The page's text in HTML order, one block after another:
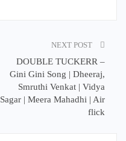
NEXT POST
DOUBLE TUCKERR –
Gini Gini Song | Dheeraj,
Smruthi Venkat | Vidya
Sagar | Meera Mahadhi | Air
flick